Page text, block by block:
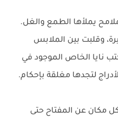
يملأها الطمع والغل.
وقلبت بين الملابس
نايا الخاص الموجود في
لتجدها مغلقة بإحكام.
مكان عن المفتاح حتى